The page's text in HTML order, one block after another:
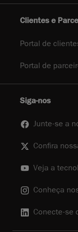
Clientes e
Portal de
Portal de
Siga-nos
Junte-se a
Confira
Veja a
Conheça
Conecte-se